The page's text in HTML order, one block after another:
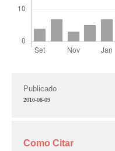
Publicado
2010-08-09
Como Citar